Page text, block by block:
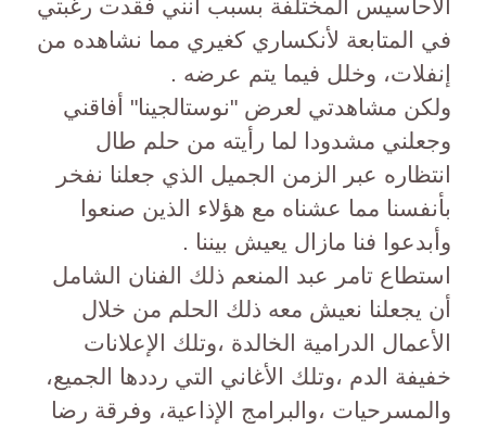
الأحاسيس المختلفة بسبب أنني فقدت رغبتي
في المتابعة لأنكساري كغيري مما نشاهده من
إنفلات، وخلل فيما يتم عرضه .
ولكن مشاهدتي لعرض "نوستالجينا" أفاقني
وجعلني مشدودا لما رأيته من حلم طال
انتظاره عبر الزمن الجميل الذي جعلنا نفخر
بأنفسنا مما عشناه مع هؤلاء الذين صنعوا
وأبدعوا فنا مازال يعيش بيننا .
استطاع تامر عبد المنعم ذلك الفنان الشامل
أن يجعلنا نعيش معه ذلك الحلم من خلال
الأعمال الدرامية الخالدة ،وتلك الإعلانات
خفيفة الدم ،وتلك الأغاني التي رددها الجميع،
والمسرحيات ،والبرامج الإذاعية، وفرقة رضا